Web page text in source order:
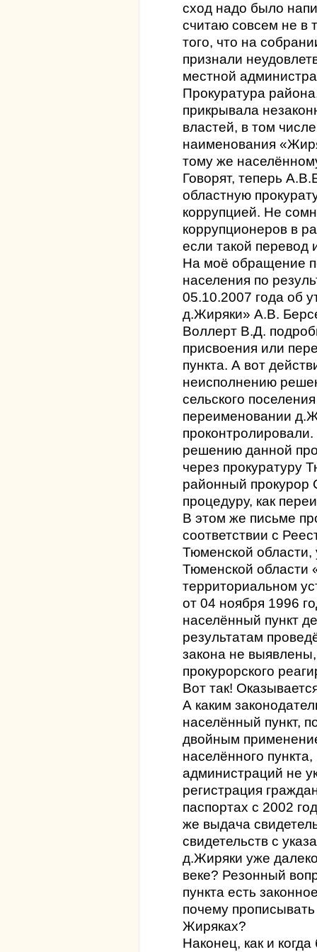
сход надо было
считаю совсем не в
того, что на
признали
местной
Прокуратура
прикрывала
властей, в том
наименования
тому же
Говорят, теперь
областную
коррупцией. Не
коррупционеров в
если такой перевод
На моё обращение
населения по
05.10.2007 года об
д.Жиряки» А.В.
Воллерт В.Д.
присвоения или
пункта. А вот
неисполнению
сельского
переименовании
решению данной
через прокуратуру
районный прокурор
процедуру, как
В этом же письме
соответствии с
Тюменской
Тюменской области
территориальном
от 04 ноября 1996
населённый пункт
результатам
закона не
прокурорского
Вот так!
А каким
населённый пункт,
двойным
населённого
администраций не
регистрация
паспортах с 2002
же выдача
свидетельств с
д.Жиряки уже
веке? Резонный
пункта есть
почему
Жиряках?
Наконец, как и